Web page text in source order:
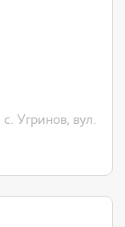
Угринов, вул.